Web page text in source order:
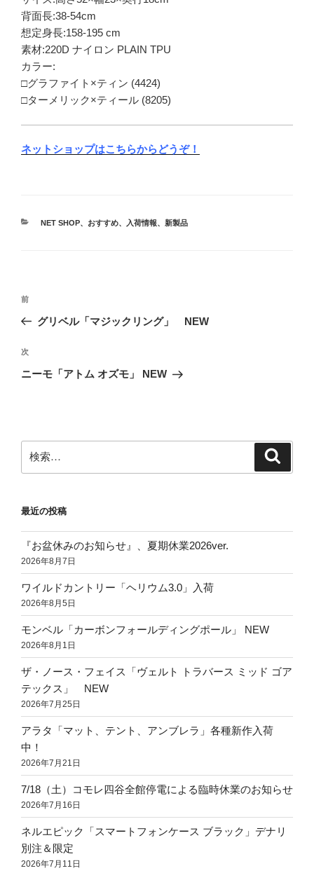
背面長:38-54cm
想定身長:158-195 cm
素材:220D ナイロン PLAIN TPU
カラー:
□グラファイト×ティン (4424)
□ターメリック×ティール (8205)
ネットショップはこちらからどうぞ！
カ
NET SHOP、 おすすめ、 入荷情報、 新製品
投
ビ
ゲ
ン
前
の
稿
前
グリベル「マジックリング」 NEW
次
の
次
ニーモ「アトム オズモ」 NEW
索:
最近の投稿
『お盆休みのお知らせ』、夏期休業2026ver.
2026年8月7日
ワイルドカントリー「ヘリウム3.0」入荷
2026年8月5日
モンベル「カーボンフォールディングポール」 NEW
2026年8月1日
ザ・ノース・フェイス「ヴェルト トラバース ミッド ゴア
テックス」 NEW
2026年7月25日
アラタ「マット、テント、アンブレラ」各種新作入荷
中！
2026年7月21日
7/18（土）コモレ四谷全館停電による臨時休業のお知らせ
2026年7月16日
ネルエピック「スマートフォンケース ブラック」デナリ
別注＆限定
2026年7月11日